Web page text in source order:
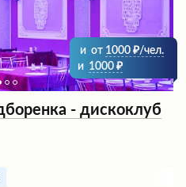
и от 1000
/чел.
и 1000
- дискоклуб